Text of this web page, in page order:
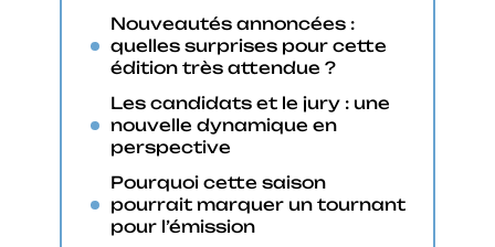
Nouveautés annoncées :
quelles surprises pour cette
édition très attendue ?
Les candidats et le jury : une
nouvelle dynamique en
perspective
Pourquoi cette saison
pourrait marquer un tournant
pour l’émission